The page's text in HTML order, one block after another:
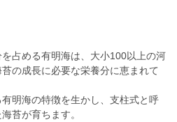
占める有明海は、大小100以上の河
の成長に必要な栄養分に恵まれて
明海の特徴を生かし、支柱式と呼
苔が育ちます。